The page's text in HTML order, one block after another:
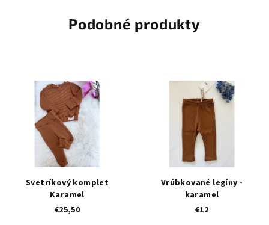
Podobné produkty
Svetríkový komplet
Karamel
€25,50
Vrúbkované legíny -
karamel
€12